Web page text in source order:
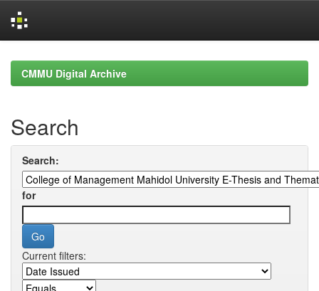
navigationCMMU Digital Archive
Search
Search:
for
Current filters: